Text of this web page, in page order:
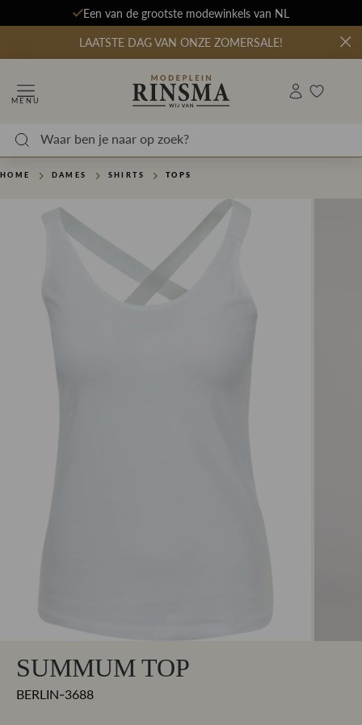
Een van de grootste modewinkels van NL
LAATSTE DAG VAN ONZE ZOMERSALE!
MENU
HOME DAMES SHIRTS TOPS
SUMMUM TOP
BERLIN-3688